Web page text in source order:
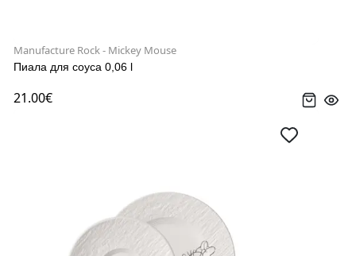
Manufacture Rock - Mickey Mouse
Пиала для соуса 0,06 l
21.00€